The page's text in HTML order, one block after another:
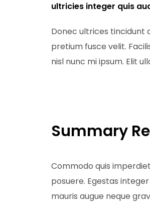
ultricies integer quis
Donec ultrices tincidunt
pretium fusce velit.
nisl nunc mi ipsum. Elit
Summary
Commodo quis
posuere. Egestas
mauris augue neque